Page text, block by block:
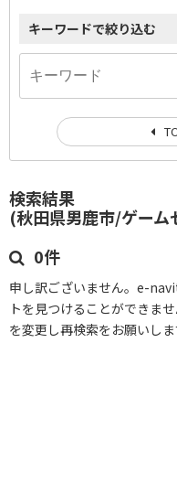
検索結果
(秋田県男鹿市/ゲーム
0件
申し訳ございません。e-
トを見つけることができま
を変更し再検索をお願いしま
キーワードで絞り込む